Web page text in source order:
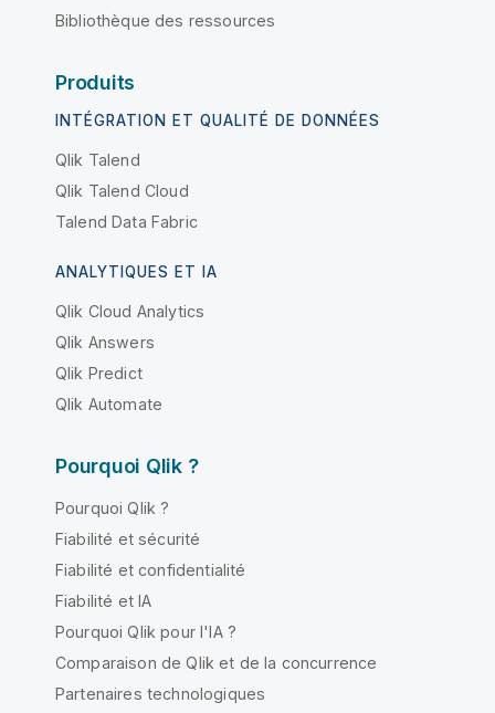
Bibliothèque des ressources
Produits
INTÉGRATION ET QUALITÉ DE DONNÉES
Qlik Talend
Qlik Talend Cloud
Talend Data Fabric
ANALYTIQUES ET IA
Qlik Cloud Analytics
Qlik Answers
Qlik Predict
Qlik Automate
Pourquoi Qlik ?
Pourquoi Qlik ?
Fiabilité et sécurité
Fiabilité et confidentialité
Fiabilité et IA
Pourquoi Qlik pour l'IA ?
Comparaison de Qlik et de la concurrence
Partenaires technologiques